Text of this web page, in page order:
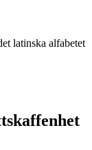
latinska alfabetet